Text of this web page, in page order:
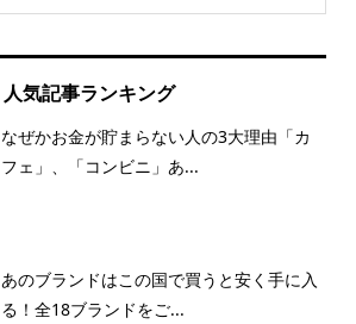
人気記事ランキング
なぜかお金が貯まらない人の3大理由「カ
フェ」、「コンビニ」あ...
あのブランドはこの国で買うと安く手に入
る！全18ブランドをご...